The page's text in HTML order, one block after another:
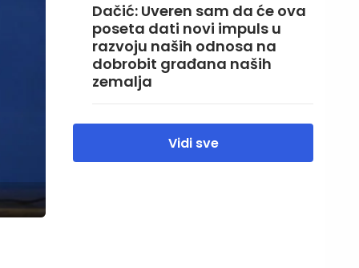
Dačić: Uveren sam da će ova
poseta dati novi impuls u
razvoju naših odnosa na
dobrobit građana naših
zemalja
Vidi sve